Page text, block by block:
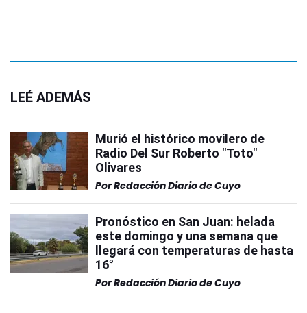
LEÉ ADEMÁS
Murió el histórico movilero de
Radio Del Sur Roberto "Toto"
Olivares
PorRedacción Diario de Cuyo
Pronóstico en San Juan: helada
este domingo y una semana que
llegará con temperaturas de hasta
16°
PorRedacción Diario de Cuyo